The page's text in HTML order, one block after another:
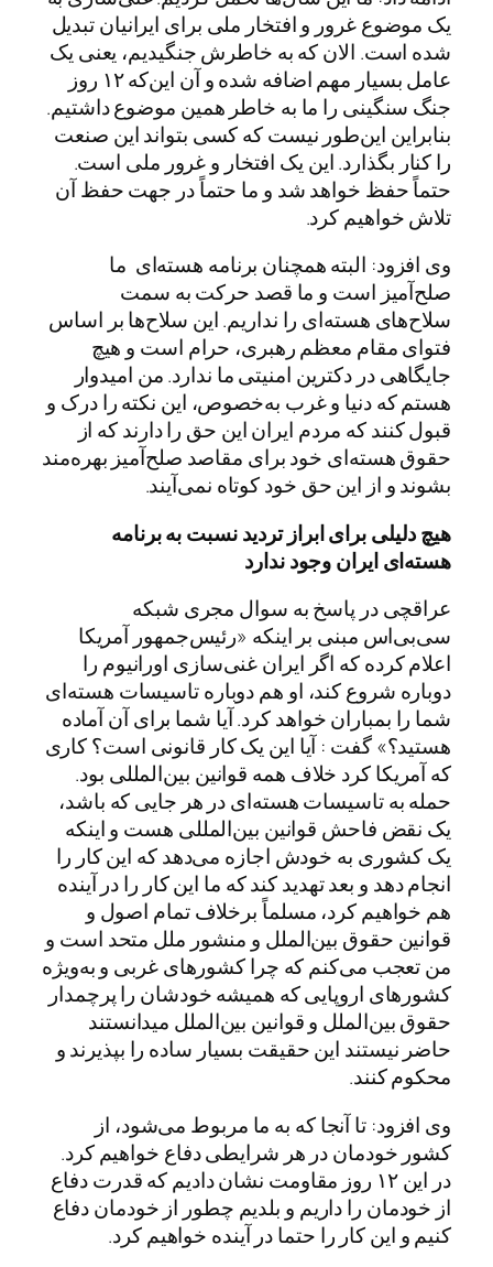
یک موضوع غرور و افتخار ملی برای ایرانیان تبدیل
شده است. الان که به خاطرش جنگیدیم، یعنی یک
عامل بسیار مهم اضافه شده و آن این‌که ۱۲ روز
جنگ سنگینی را ما به خاطر همین موضوع داشتیم.
بنابراین این‌طور نیست که کسی بتواند این صنعت
را کنار بگذارد. این یک افتخار و غرور ملی است.
حتماً حفظ خواهد شد و ما حتماً در جهت حفظ آن
تلاش خواهیم کرد.
وی افزود: البته همچنان برنامه هسته‌ای ما
صلح‌آمیز است و ما قصد حرکت به سمت
سلاح‌های هسته‌ای را نداریم. این سلاح‌ها بر اساس
فتوای مقام معظم رهبری، حرام است و هیچ
جایگاهی در دکترین امنیتی ما ندارد. من امیدوار
هستم که دنیا و غرب به‌خصوص، این نکته را درک و
قبول کنند که مردم ایران این حق را دارند که از
حقوق هسته‌ای خود برای مقاصد صلح‌آمیز بهره‌مند
بشوند و از این حق خود کوتاه نمی‌آیند.
هیچ دلیلی برای ابراز تردید نسبت به برنامه
هسته‌ای ایران وجود ندارد
عراقچی در پاسخ به سوال مجری شبکه
سی‌بی‌اس مبنی بر اینکه «رئیس‌جمهور آمریکا
اعلام کرده که اگر ایران غنی‌سازی اورانیوم را
دوباره شروع کند، او هم دوباره تاسیسات هسته‌ای
شما را بمباران خواهد کرد. آیا شما برای آن آماده
هستید؟» گفت : آیا این یک کار قانونی است؟ کاری
که آمریکا کرد خلاف همه قوانین بین‌المللی بود.
حمله به تاسیسات هسته‌ای در هر جایی که باشد،
یک نقض فاحش قوانین بین‌المللی هست و اینکه
یک کشوری به خودش اجازه می‌دهد که این کار را
انجام دهد و بعد تهدید کند که ما این کار را در آینده
هم خواهیم کرد، مسلماً برخلاف تمام اصول و
قوانین حقوق بین‌الملل و منشور ملل متحد است و
من تعجب می‌کنم که چرا کشورهای غربی و به‌ویژه
کشورهای اروپایی که همیشه خودشان را پرچمدار
حقوق بین‌الملل و قوانین بین‌الملل میدانستند
حاضر نیستند این حقیقت بسیار ساده را بپذیرند و
محکوم کنند.
وی افزود: تا آنجا که به ما مربوط می‌شود، از
کشور خودمان در هر شرایطی دفاع خواهیم کرد.
در این ۱۲ روز مقاومت نشان دادیم که قدرت دفاع
از خودمان را داریم و بلدیم چطور از خودمان دفاع
کنیم و این کار را حتما در آینده خواهیم کرد.